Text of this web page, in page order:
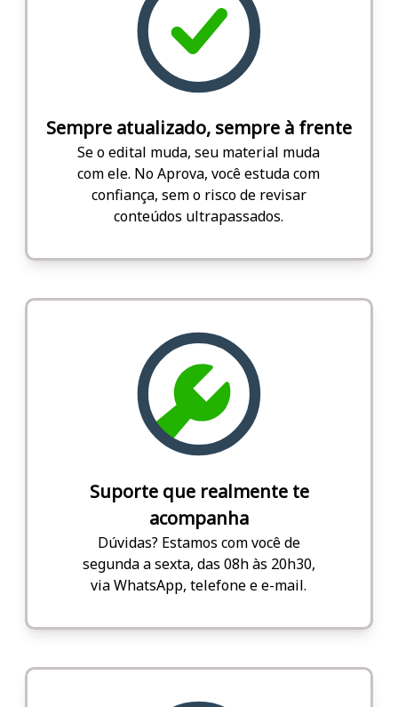
Sempre atualizado, sempre à frente
Se o edital muda, seu material muda
com ele. No Aprova, você estuda com
confiança, sem o risco de revisar
conteúdos ultrapassados.
Suporte que realmente te
acompanha
Dúvidas? Estamos com você de
segunda a sexta, das 08h às 20h30,
via WhatsApp, telefone e e-mail.